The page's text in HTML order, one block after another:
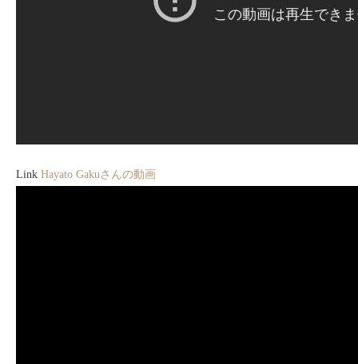
Link Hayato Gakuさんの動画